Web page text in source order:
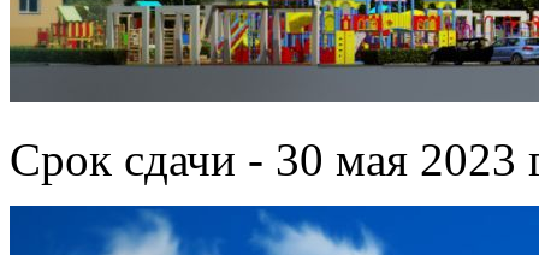
Срок сдачи - 30 мая 2023